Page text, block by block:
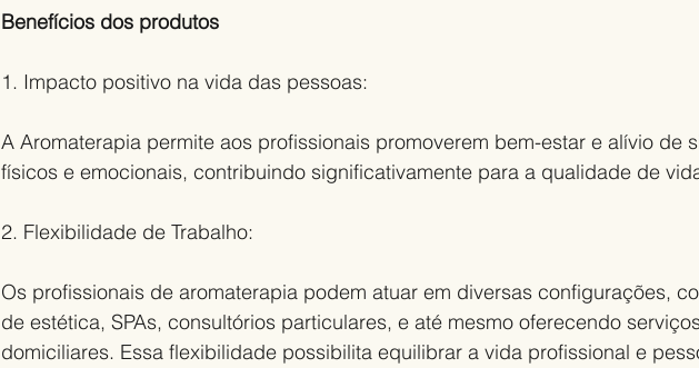
Benefícios dos produtos
1. Impacto positivo na vida das pessoas:
A Aromaterapia permite aos profissionais promoverem bem-estar e alívio de
físicos e emocionais, contribuindo significativamente para a qualidade de
2. Flexibilidade de Trabalho:
Os profissionais de aromaterapia podem atuar em diversas configurações,
de estética, SPAs, consultórios particulares, e até mesmo oferecendo
domiciliares. Essa flexibilidade possibilita equilibrar a vida profissional e